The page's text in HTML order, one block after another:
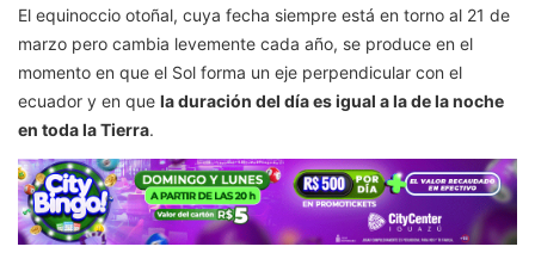
El equinoccio otoñal, cuya fecha siempre está en torno al 21 de
marzo pero cambia levemente cada año, se produce en el
momento en que el Sol forma un eje perpendicular con el
ecuador y en que la duración del día es igual a la de la noche
en toda la Tierra.